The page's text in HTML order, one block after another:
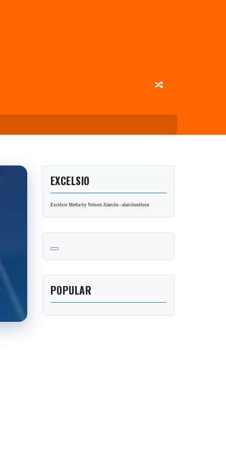
EXCELSIO
Excelsio Media by Nelson Alarcón - alarcónnelson
POPULAR